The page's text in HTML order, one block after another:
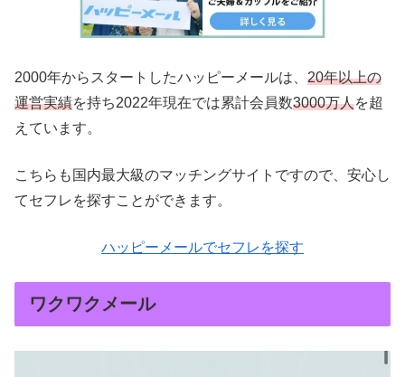
2000年からスタートしたハッピーメールは、 20年以上の
運営実績を持ち2022年現在では累計会員数3000万人を超
えています。
こちらも国内最大級のマッチングサイトですので、安心し
てセフレを探すことができます。
ハッピーメールでセフレを探す
ワクワクメール